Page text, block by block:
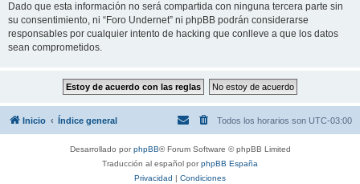
Dado que esta información no será compartida con ninguna tercera parte sin
su consentimiento, ni “Foro Undernet” ni phpBB podrán considerarse
responsables por cualquier intento de hacking que conlleve a que los datos
sean comprometidos.
Inicio Índice general Todos los horarios son UTC-03:00
Desarrollado porphpBB® Forum Software © phpBB Limited
Traducción al español porphpBB España
Privacidad | Condiciones